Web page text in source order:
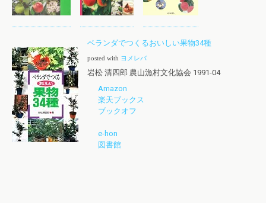
ベランダでつくるおいしい果物34種
posted with ヨメレバ
岩松 清四郎 農山漁村文化協会 1991-04
Amazon
楽天ブックス
ブックオフ
e-hon
図書館